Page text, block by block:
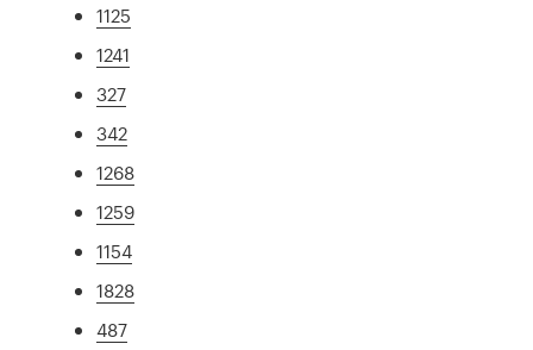
1125
1241
327
342
1268
1259
1154
1828
487